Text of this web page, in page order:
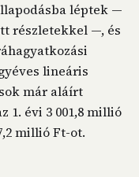
léptek —
részletekkel —, és
lineáris
már aláírt
1. évi 3 001,8 millió
millió Ft-ot.